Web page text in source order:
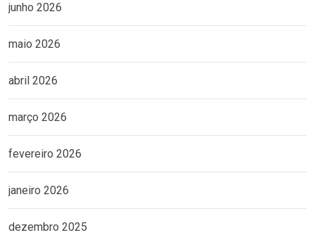
junho 2026
maio 2026
abril 2026
março 2026
fevereiro 2026
janeiro 2026
dezembro 2025